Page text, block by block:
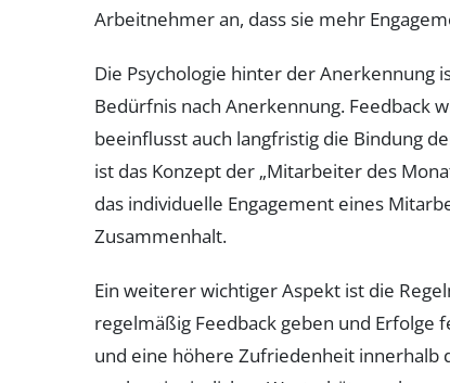
Arbeitnehmer an, dass sie mehr
Die Psychologie hinter der Anerkennung
Bedürfnis nach Anerkennung. Feedback
beeinflusst auch langfristig die Bindung
ist das Konzept der „Mitarbeiter des
das individuelle Engagement eines
Zusammenhalt.
Ein weiterer wichtiger Aspekt ist die
regelmäßig Feedback geben und Erfolge
und eine höhere Zufriedenheit innerhalb